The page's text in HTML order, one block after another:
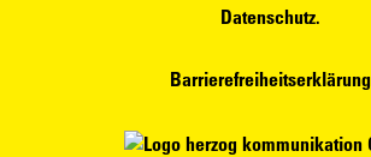
Datenschutz.
Barrierefreiheitserklärung